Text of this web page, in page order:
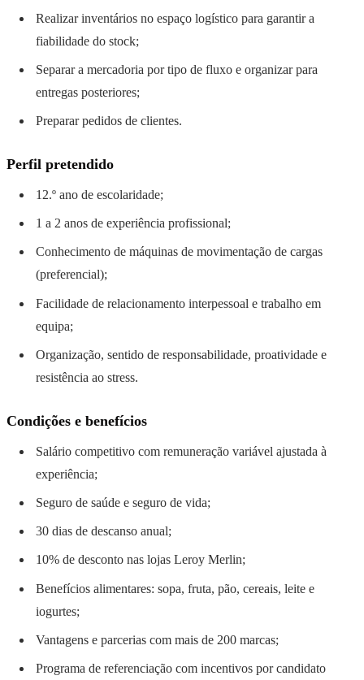
Realizar inventários no espaço logístico para garantir a
fiabilidade do stock;
Separar a mercadoria por tipo de fluxo e organizar para
entregas posteriores;
Preparar pedidos de clientes.
Perfil pretendido
12.º ano de escolaridade;
1 a 2 anos de experiência profissional;
Conhecimento de máquinas de movimentação de cargas
(preferencial);
Facilidade de relacionamento interpessoal e trabalho em
equipa;
Organização, sentido de responsabilidade, proatividade e
resistência ao stress.
Condições e benefícios
Salário competitivo com remuneração variável ajustada à
experiência;
Seguro de saúde e seguro de vida;
30 dias de descanso anual;
10% de desconto nas lojas Leroy Merlin;
Benefícios alimentares: sopa, fruta, pão, cereais, leite e
iogurtes;
Vantagens e parcerias com mais de 200 marcas;
Programa de referenciação com incentivos por candidato